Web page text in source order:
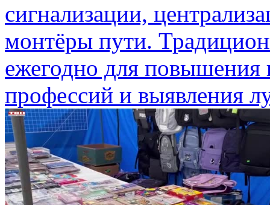
сигнализации,
монтёры пути.
ежегодно для
профессий и выявления